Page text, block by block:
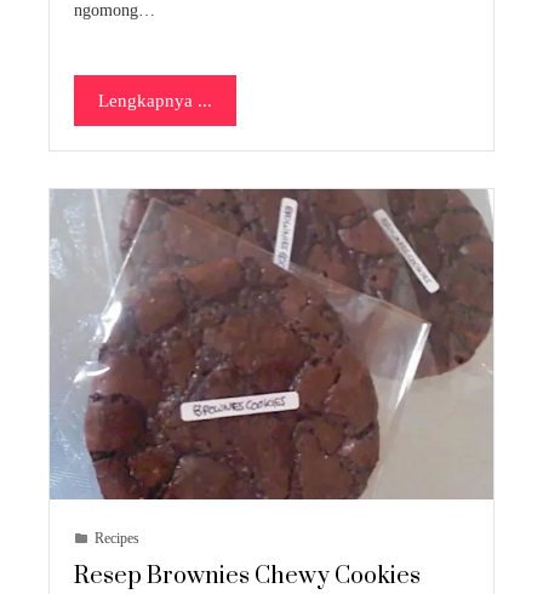
ngomong…
Lengkapnya ...
Recipes
Resep Brownies Chewy Cookies